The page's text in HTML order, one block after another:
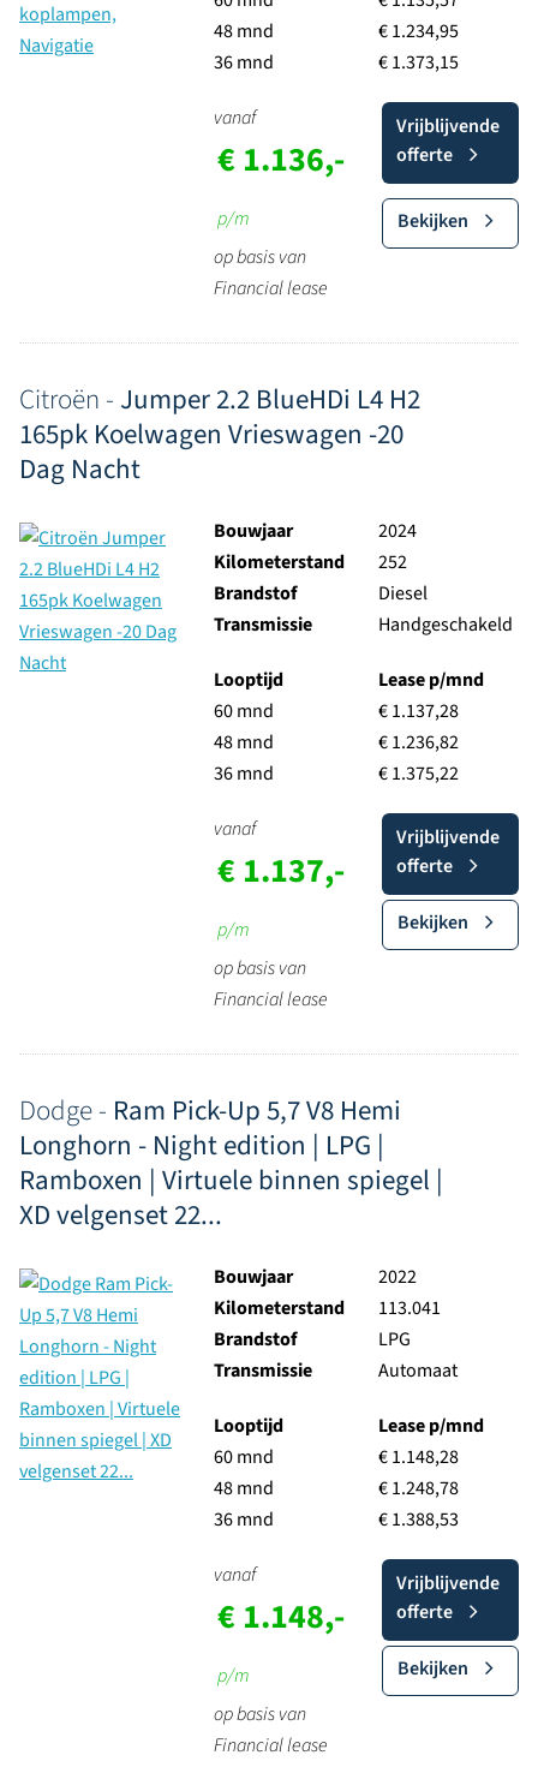
48 mnd
36 mnd
€ 1.234,95
€ 1.373,15
vanaf
€ 1.136,-
p/m
op basis van
Financial lease
Vrijblijvende
offerte
Bekijken
Citroën - Jumper 2.2 BlueHDi L4 H2
165pk Koelwagen Vrieswagen -20
Dag Nacht
Bouwjaar
2024
Kilometerstand
252
Brandstof
Diesel
Transmissie
Handgeschakeld
Looptijd
60 mnd
48 mnd
36 mnd
Lease p/mnd
€ 1.137,28
€ 1.236,82
€ 1.375,22
vanaf
€ 1.137,-
p/m
op basis van
Financial lease
Vrijblijvende
offerte
Bekijken
Dodge - Ram Pick-Up 5,7 V8 Hemi
Longhorn - Night edition | LPG |
Ramboxen | Virtuele binnen spiegel |
XD velgenset 22...
Bouwjaar
2022
Kilometerstand
113.041
Brandstof
LPG
Transmissie
Automaat
Looptijd
60 mnd
48 mnd
36 mnd
Lease p/mnd
€ 1.148,28
€ 1.248,78
€ 1.388,53
vanaf
€ 1.148,-
p/m
op basis van
Financial lease
Vrijblijvende
offerte
Bekijken